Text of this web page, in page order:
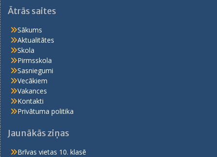
Ātrās saites
Sākums
Aktualitātes
Skola
Pirmsskola
Sasniegumi
Vecākiem
Vakances
Kontakti
Privātuma politika
Jaunākās ziņas
Brīvas vietas 10. klasē